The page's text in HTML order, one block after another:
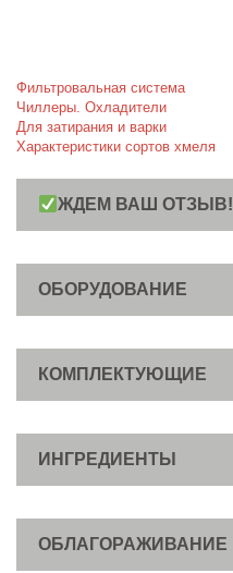
Фильтровальная система
Чиллеры. Охладители
Для затирания и варки
Характеристики сортов хмеля
ЖДЕМ ВАШ ОТЗЫВ!
ОБОРУДОВАНИЕ
КОМПЛЕКТУЮЩИЕ
ИНГРЕДИЕНТЫ
ОБЛАГОРАЖИВАНИЕ